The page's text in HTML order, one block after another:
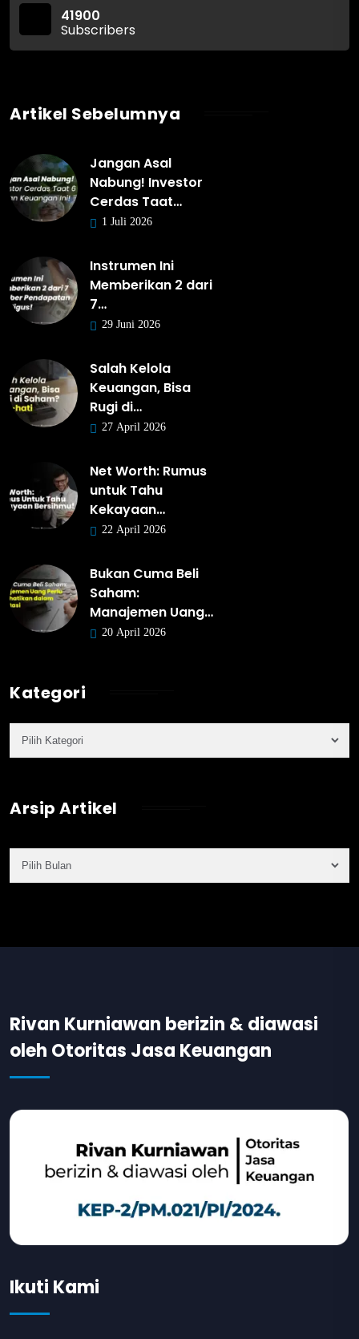
41900
Subscribers
Artikel Sebelumnya
Jangan Asal
Nabung! Investor
Cerdas Taat…
1 Juli 2026
Instrumen Ini
Memberikan 2 dari
7…
29 Juni 2026
Salah Kelola
Keuangan, Bisa
Rugi di…
27 April 2026
Net Worth: Rumus
untuk Tahu
Kekayaan…
22 April 2026
Bukan Cuma Beli
Saham:
Manajemen Uang…
20 April 2026
Kategori
Arsip Artikel
Rivan Kurniawan berizin & diawasi
oleh Otoritas Jasa Keuangan
Ikuti Kami